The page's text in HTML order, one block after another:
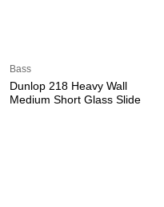
Bass
Dunlop 218 Heavy Wall
Medium Short Glass Slide